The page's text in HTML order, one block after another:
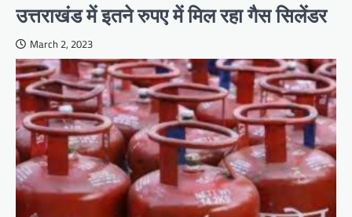
उत्तराखंड में इतने रुपए में मिल रहा गैस सिलेंडर
March 2, 2023